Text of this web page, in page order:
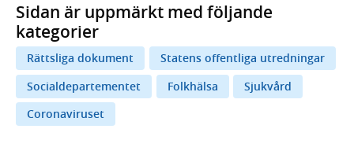
Sidan är uppmärkt med följande
kategorier
Rättsliga dokument
Statens offentliga utredningar
Socialdepartementet
Folkhälsa
Sjukvård
Coronaviruset